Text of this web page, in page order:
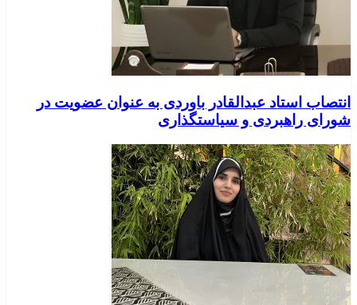
انتصاب استاد عبدالقادر باوردی به عنوان عضویت در
شورای راهبردی و سیاستگذاری